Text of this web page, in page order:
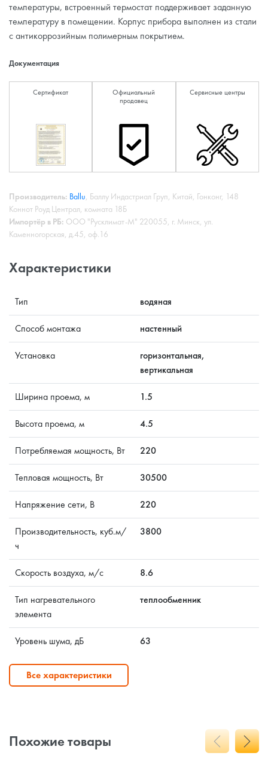
температуры, встроенный термостат поддерживает заданную
температуру в помещении. Корпус прибора выполнен из стали
с антикоррозийным полимерным покрытием.
Документация
Сертификат
Официальный
продавец
Сервисные центры
Производитель: Ballu, Баллу Индастриал Груп, Китай, Гонконг, 148
Коннот Роуд Централ, комната 18Б
Импортёр в РБ: ООО "Русклимат-М" 220055, г. Минск, ул.
Каменногорская, д.45, оф.16
Характеристики
Тип водяная
Способ монтажа настенный
Установка
горизонтальная,
вертикальная
Ширина проема, м 1.5
Высота проема, м 4.5
Потребляемая мощность, Вт 220
Тепловая мощность, Вт 30500
Напряжение сети, В 220
Производительность, куб.м/
ч
3800
Скорость воздуха, м/с 8.6
Тип нагревательного
элемента
теплообменник
Уровень шума, дБ 63
Все характеристики
Похожие товары